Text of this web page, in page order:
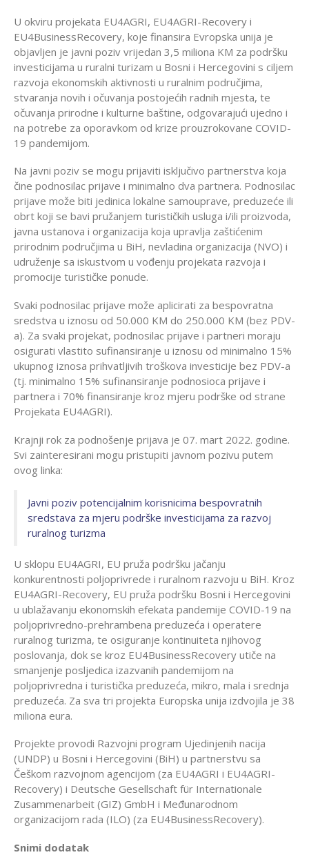
U okviru projekata EU4AGRI, EU4AGRI-Recovery i
EU4BusinessRecovery, koje finansira Evropska unija je
objavljen je javni poziv vrijedan 3,5 miliona KM za podršku
investicijama u ruralni turizam u Bosni i Hercegovini s ciljem
razvoja ekonomskih aktivnosti u ruralnim područjima,
stvaranja novih i očuvanja postojećih radnih mjesta, te
očuvanja prirodne i kulturne baštine, odgovarajući ujedno i
na potrebe za oporavkom od krize prouzrokovane COVID-
19 pandemijom.
Na javni poziv se mogu prijaviti isključivo partnerstva koja
čine podnosilac prijave i minimalno dva partnera. Podnosilac
prijave može biti jedinica lokalne samouprave, preduzeće ili
obrt koji se bavi pružanjem turističkih usluga i/ili proizvoda,
javna ustanova i organizacija koja upravlja zaštićenim
prirodnim područjima u BiH, nevladina organizacija (NVO) i
udruženje sa iskustvom u vođenju projekata razvoja i
promocije turističke ponude.
Svaki podnosilac prijave može aplicirati za bespovratna
sredstva u iznosu od 50.000 KM do 250.000 KM (bez PDV-
a). Za svaki projekat, podnosilac prijave i partneri moraju
osigurati vlastito sufinansiranje u iznosu od minimalno 15%
ukupnog iznosa prihvatljivih troškova investicije bez PDV-a
(tj. minimalno 15% sufinansiranje podnosioca prijave i
partnera i 70% finansiranje kroz mjeru podrške od strane
Projekata EU4AGRI).
Krajnji rok za podnošenje prijava je 07. mart 2022. godine.
Svi zainteresirani mogu pristupiti javnom pozivu putem
ovog linka:
Javni poziv potencijalnim korisnicima bespovratnih
sredstava za mjeru podrške investicijama za razvoj
ruralnog turizma
U sklopu EU4AGRI, EU pruža podršku jačanju
konkurentnosti poljoprivrede i ruralnom razvoju u BiH. Kroz
EU4AGRI-Recovery, EU pruža podršku Bosni i Hercegovini
u ublažavanju ekonomskih efekata pandemije COVID-19 na
poljoprivredno-prehrambena preduzeća i operatere
ruralnog turizma, te osiguranje kontinuiteta njihovog
poslovanja, dok se kroz EU4BusinessRecovery utiče na
smanjenje posljedica izazvanih pandemijom na
poljoprivredna i turistička preduzeća, mikro, mala i srednja
preduzeća. Za sva tri projekta Europska unija izdvojila je 38
miliona eura.
Projekte provodi Razvojni program Ujedinjenih nacija
(UNDP) u Bosni i Hercegovini (BiH) u partnerstvu sa
Češkom razvojnom agencijom (za EU4AGRI i EU4AGRI-
Recovery) i Deutsche Gesellschaft für Internationale
Zusammenarbeit (GIZ) GmbH i Međunarodnom
organizacijom rada (ILO) (za EU4BusinessRecovery).
Snimi dodatak